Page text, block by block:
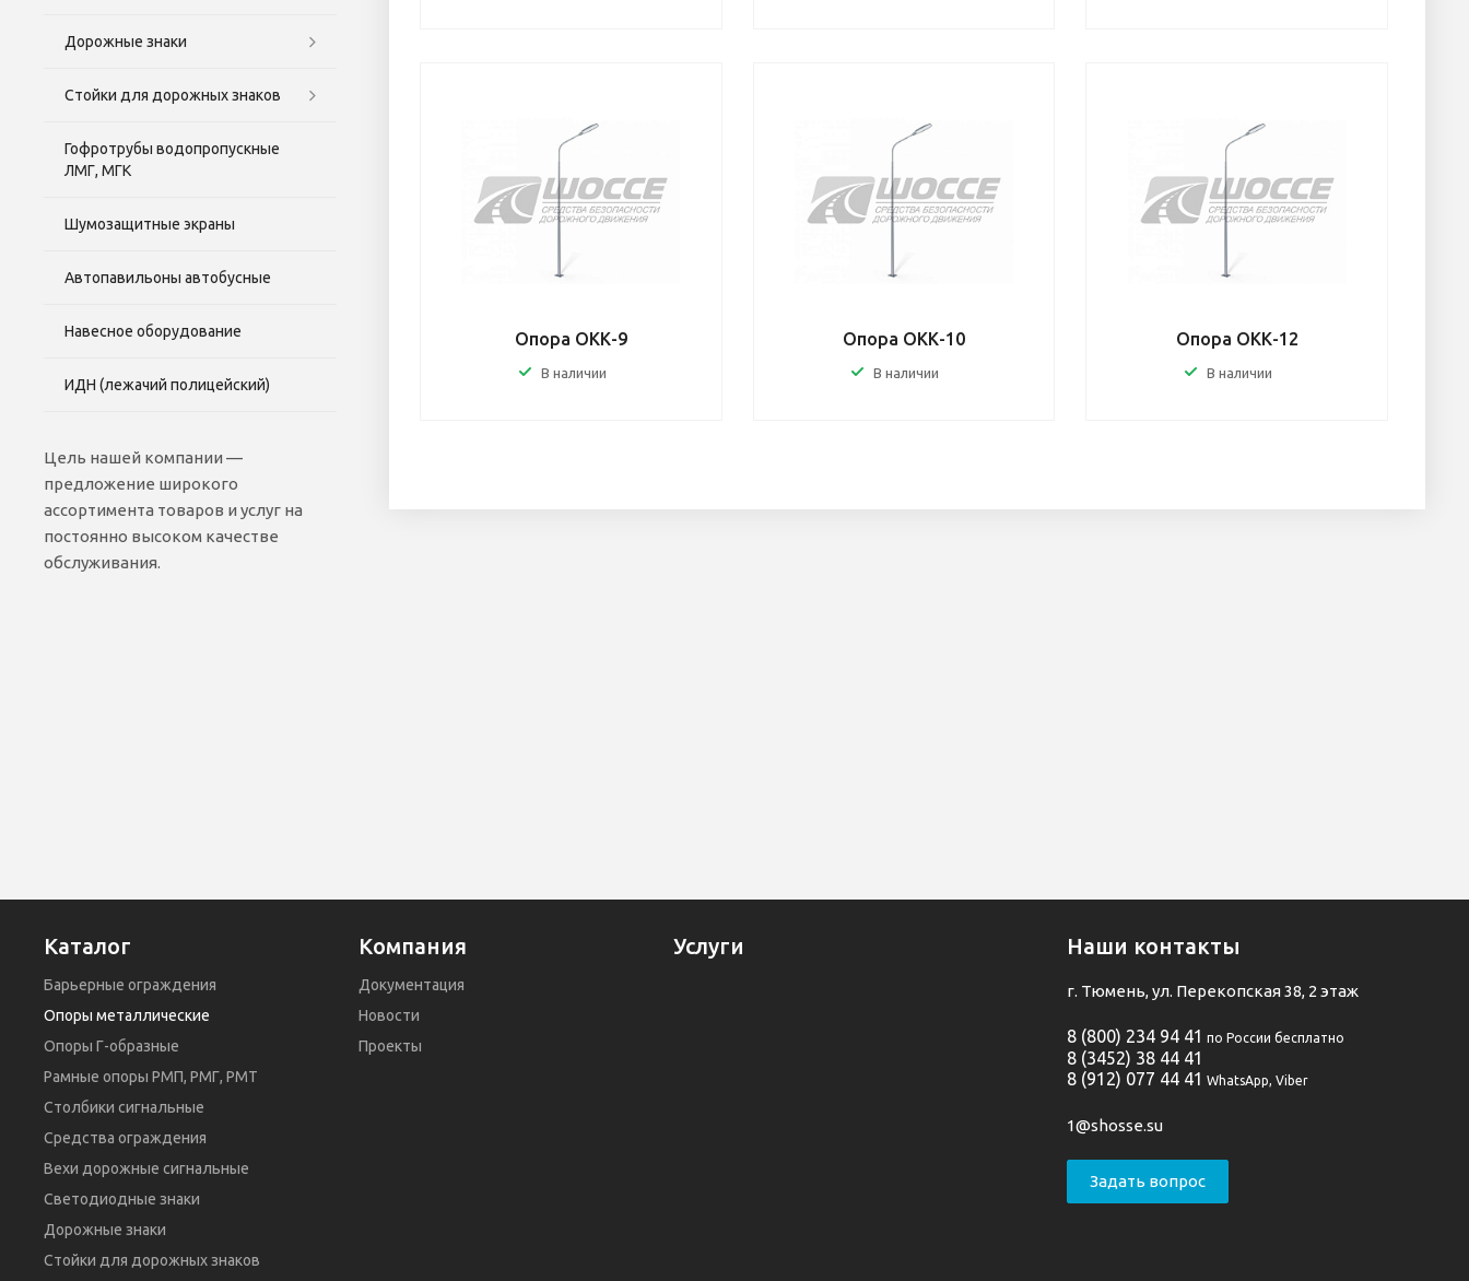
Опора ОКК-9
В наличии
Опора ОКК-10
В наличии
Опора ОКК-12
В наличии
Дорожные знаки
Стойки для дорожных знаков
Гофротрубы водопропускные
ЛМГ, МГК
Шумозащитные экраны
Автопавильоны автобусные
Навесное оборудование
ИДН (лежачий полицейский)
Цель нашей компании —
предложение широкого
ассортимента товаров и услуг на
постоянно высоком качестве
обслуживания.
Каталог
Барьерные ограждения
Опоры металлические
Опоры Г-образные
Рамные опоры РМП, РМГ, РМТ
Столбики сигнальные
Средства ограждения
Вехи дорожные сигнальные
Светодиодные знаки
Дорожные знаки
Стойки для дорожных знаков
Компания
Документация
Новости
Проекты
Услуги Наши контакты
г. Тюмень, ул. Перекопская 38, 2 этаж
8 (800) 234 94 41 по России бесплатно
8 (3452) 38 44 41
8 (912) 077 44 41 WhatsApp, Viber
1@shosse.su
Задать вопрос